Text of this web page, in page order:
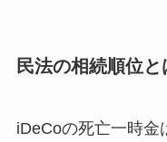
民法の相続順位と
iDeCoの死亡一時金